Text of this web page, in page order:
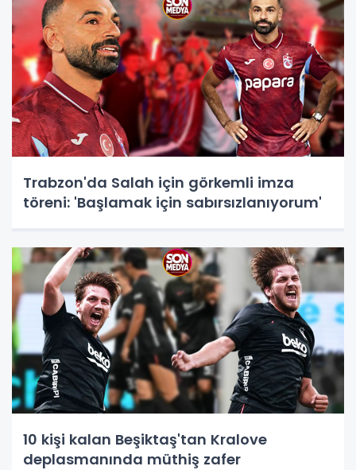
Trabzon'da Salah için görkemli imza
töreni: 'Başlamak için sabırsızlanıyorum'
10 kişi kalan Beşiktaş'tan Kralove
deplasmanında müthiş zafer